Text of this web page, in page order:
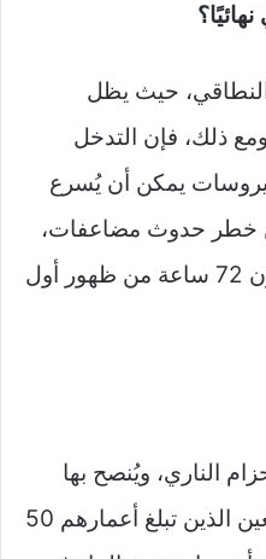
النطاقي، حيث يظل
ذلك، فإن التدخل
يمكن أن يُسرع
خطر حدوث مضاعفات،
خاصةً إذا بدأ العلاج في غضون 72 ساعة من ظهور أول
الناري، ويُنصح بها
بشكل خاص للأشخاص البالغين الذين تبلغ أعمارهم 50